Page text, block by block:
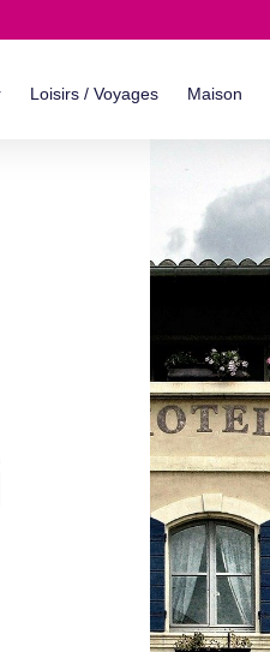
Loisirs / Voyages Maison